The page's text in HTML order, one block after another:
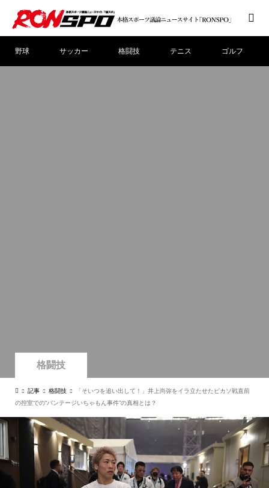
野球 サッカー 格闘技 テニス ゴルフ
格闘技
記事 格闘技
「そいつを追い出して！」井上尚弥をイラ立たせたピカソ戦直前
の控室での“バンテージいちゃもん事件”の真相とは？